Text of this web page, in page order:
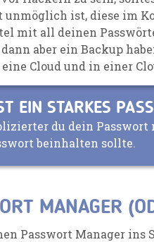
unmöglich ist, diese im
mit all deinen
aber ein Backup
Cloud und in einer
EIN STARKES
du dein Passwort
beinhalten sollte.
MANAGER
Passwort Manager ins